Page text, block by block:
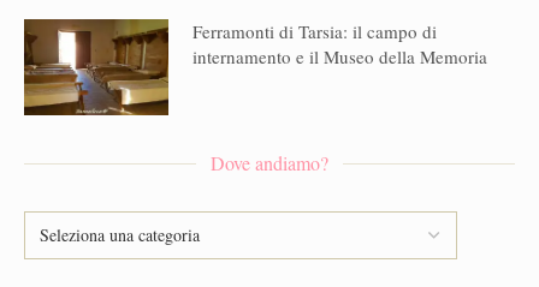
Ferramonti di Tarsia: il campo di
internamento e il Museo della Memoria
Dove andiamo?